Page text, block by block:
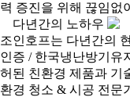
력 증진을 위해 끊임없
다년간의 노하우
조인호프는 다년간의
인증 / 한국냉난방기유
허된 친환경 제품과 기
환경 청소 & 시공 전문